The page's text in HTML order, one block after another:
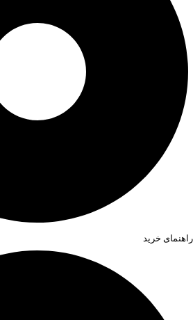
راهنمای خرید